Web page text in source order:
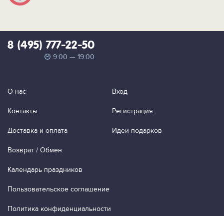
8 (495) 777-22-50
9:00 — 19:00
О нас
Контакты
Доставка и оплата
Возврат / Обмен
Календарь праздников
Пользовательское соглашение
Политика конфиденциальности
Вход
Регистрация
Идеи подарков